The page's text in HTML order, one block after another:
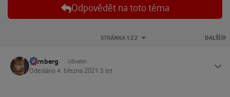
Odpovědět na toto téma
DALŠÍ
STRÁNKA 1 Z 2
homberg Uživatel
Odesláno 4. března 2021 5 let